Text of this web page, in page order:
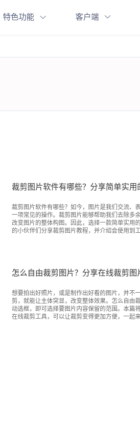
特色功能 客户端
裁剪图片软件有哪些？分享简单实用
裁剪图片软件有哪些？如今，图片是我们交流、
一项常见的操作。裁剪图片能够帮助我们去除多
改变图片的整体构图。因此，选择一款简单实用
的小伙伴们分享裁剪图片教程，并介绍会使用到
怎么自由裁剪图片？分享在线裁剪图
想要拍出好照片，或是制作出好看的图片，并不
剪，就能让主体突显，改变整体效果。怎么自由
动选框，即可选择要图片内容保留的范围。本篇
在线裁剪工具，可以让裁剪变得更加方便，一起来